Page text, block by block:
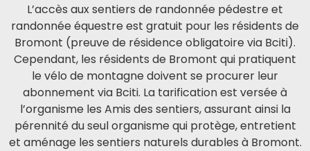
L’accès aux sentiers de randonnée pédestre et
randonnée équestre est gratuit pour les résidents de
Bromont (preuve de résidence obligatoire via Bciti).
Cependant, les résidents de Bromont qui pratiquent
le vélo de montagne doivent se procurer leur
abonnement via Bciti. La tarification est versée à
l’organisme les Amis des sentiers, assurant ainsi la
pérennité du seul organisme qui protège, entretient
et aménage les sentiers naturels durables à Bromont.